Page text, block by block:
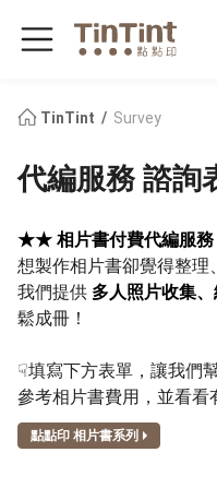
TinTint Survey
代編服務 諮詢
★★ 相片書付費代編服
想製作相片書卻覺得整理
我們提供 多人照片收集
鬆成冊！
☟填寫下方表單，讓我們
參考相片書費用，並看看
點點印 相片書系列